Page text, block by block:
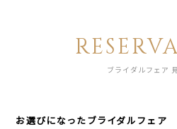
ブライダルフェア
お選びになったブライダルフェア